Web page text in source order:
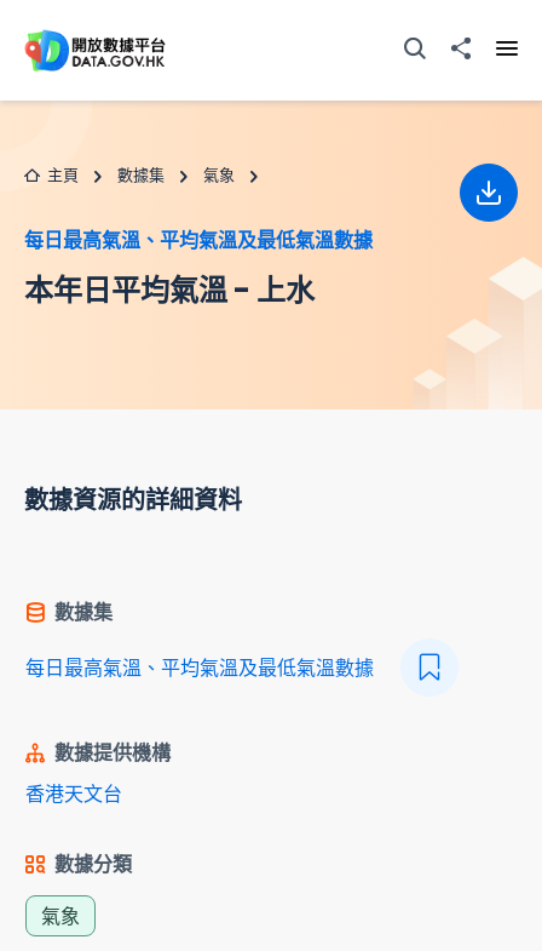
打開搜尋器分享至
主頁 數據集 氣象
每日最高氣溫、平均氣溫及最低氣溫數據
本年日平均氣溫 - 上水
下載
數據資源的詳細資料
數據集
每日最高氣溫、平均氣溫及最低氣溫數據
數據提供機構
香港天文台
數據分類
氣象